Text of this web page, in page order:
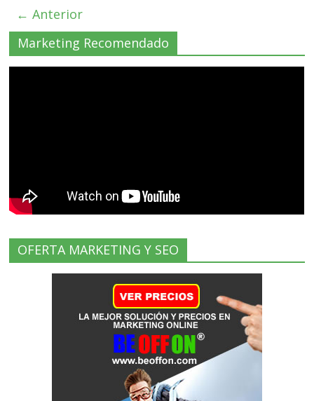
← Anterior
Marketing Recomendado
OFERTA MARKETING Y SEO